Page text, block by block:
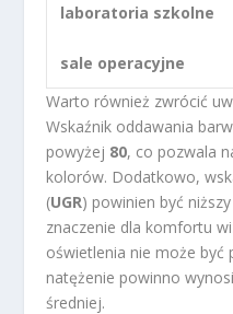
laboratoria szkolne
sale operacyjne
Warto również zwrócić
Wskaźnik oddawania
powyżej 80, co pozwala
kolorów. Dodatkowo,
(UGR) powinien być
znaczenie dla komfortu
oświetlenia nie może być
natężenie powinno
średniej.